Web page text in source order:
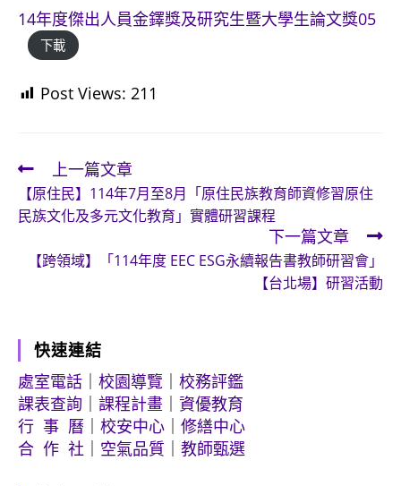
14年度傑出人員金鐸獎及研究生暨大學生論文獎05
下載
Post Views: 211
Read
more
articles
上一篇文章
【原住民】114年7月至8月「原住民族教育師資修習原住
民族文化及多元文化教育」實體研習課程
下一篇文章
【跨領域】「114年度 EEC ESG永續報告書教師研習會」
【台北場】研習活動
快速連結
處室電話
校園導覽
校務評鑑
課表查詢
課程計畫
資優教育
行 事 曆
校安中心
修繕中心
合 作 社
空氣品質 教師甄選